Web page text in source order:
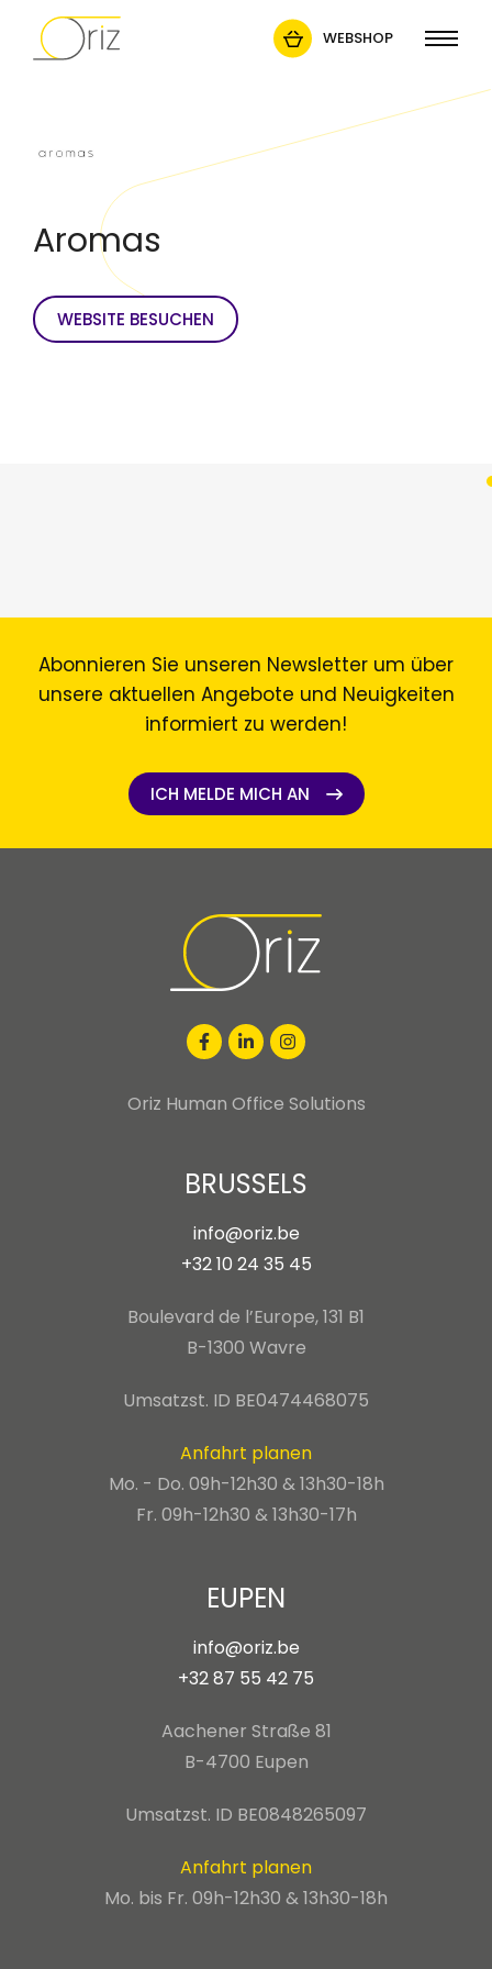
WEBSHOP
Aromas
WEBSITE BESUCHEN
Abonnieren Sie unseren Newsletter um über
unsere aktuellen Angebote und Neuigkeiten
informiert zu werden!
ICH MELDE MICH AN
Oriz Human Office Solutions
BRUSSELS
info@oriz.be
+32 10 24 35 45
Boulevard de l’Europe, 131 B1
B-1300 Wavre
Umsatzst. ID BE0474468075
Anfahrt planen
Mo. - Do. 09h-12h30 & 13h30-18h
Fr. 09h-12h30 & 13h30-17h
EUPEN
info@oriz.be
+32 87 55 42 75
Aachener Straße 81
B-4700 Eupen
Umsatzst. ID BE0848265097
Anfahrt planen
Mo. bis Fr. 09h-12h30 & 13h30-18h